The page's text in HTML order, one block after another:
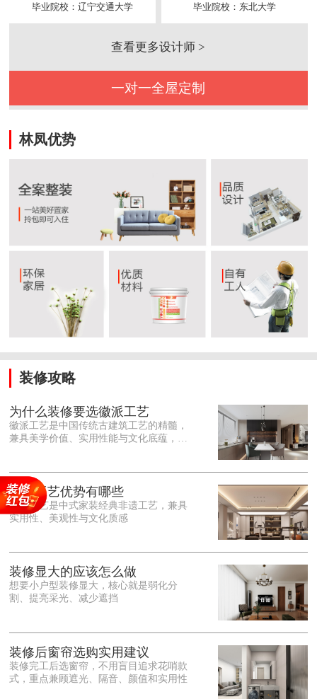
毕业院校：辽宁交通大学
毕业院校：东北大学
查看更多设计师 >
一对一全屋定制
林凤优势
装修攻略
为什么装修要选徽派工艺
徽派工艺是中国传统古建筑工艺的精髓，
兼具美学价值、实用性能与文化底蕴，优
雕细琢的砖、木、石雕为特色，线条古朴
大气，意境悠远，自带东方中式雅致韵
味，耐看且不易过时。<o:p></o:p> 在工
艺品质上，徽派工艺遵循古法匠心工序，
保耐用，抗风化、耐腐蚀，使用
徽派工艺优势有哪些
徽派工艺是中式家装经典非遗工艺，兼具
实用性、美观性与文化质感
装修显大的应该怎么做
想要小户型装修显大，核心就是弱化分
割、提亮采光、减少遮挡
装修后窗帘选购实用建议
装修完工后选窗帘，不用盲目追求花哨款
式，重点兼顾遮光、隔音、颜值和实用性